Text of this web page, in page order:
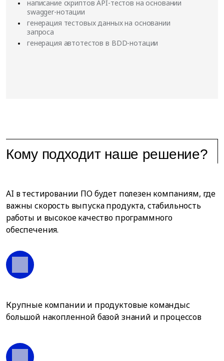
написание скриптов API-тестов на основании
swagger-нотации
генерация тестовых данных на основании
запроса
генерация автотестов в BDD-нотации
Кому подходит наше решение?
AI в тестировании ПО будет полезен компаниям, где
важны скорость выпуска продукта, стабильность
работы и высокое качество программного
обеспечения.
Крупные компании и продуктовые командыс
большой накопленной базой знаний и процессов